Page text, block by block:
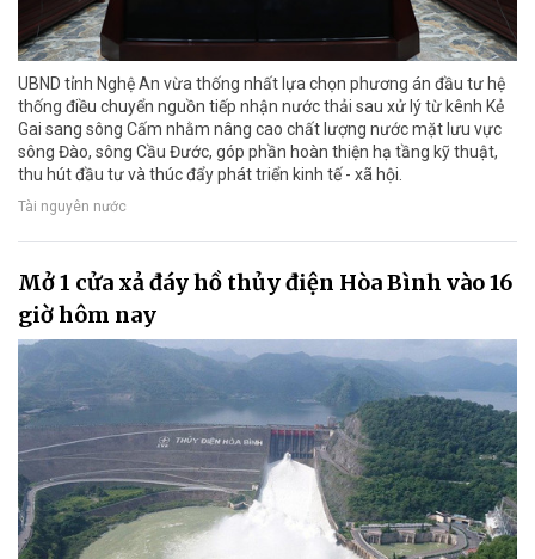
UBND tỉnh Nghệ An vừa thống nhất lựa chọn phương án đầu tư hệ
thống điều chuyển nguồn tiếp nhận nước thải sau xử lý từ kênh Kẻ
Gai sang sông Cấm nhằm nâng cao chất lượng nước mặt lưu vực
sông Đào, sông Cầu Đước, góp phần hoàn thiện hạ tầng kỹ thuật,
thu hút đầu tư và thúc đẩy phát triển kinh tế - xã hội.
Tài nguyên nước
Mở 1 cửa xả đáy hồ thủy điện Hòa Bình vào 16
giờ hôm nay